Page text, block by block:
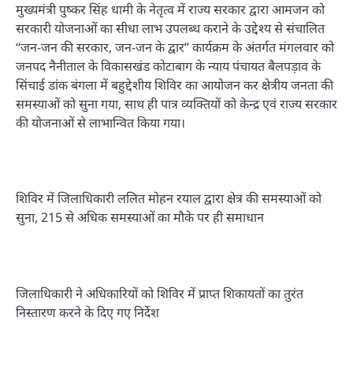
मुख्यमंत्री पुष्कर सिंह धामी के नेतृत्व में राज्य सरकार द्वारा आमजन को
सरकारी योजनाओं का सीधा लाभ उपलब्ध कराने के उद्देश्य से संचालित
“जन-जन की सरकार, जन-जन के द्वार” कार्यक्रम के अंतर्गत मंगलवार को
जनपद नैनीताल के विकासखंड कोटाबाग के न्याय पंचायत बैलपड़ाव के
सिंचाई डांक बंगला में बहुद्देशीय शिविर का आयोजन कर क्षेत्रीय जनता की
समस्याओं को सुना गया, साथ ही पात्र व्यक्तियों को केन्द्र एवं राज्य सरकार
की योजनाओं से लाभान्वित किया गया।
शिविर में जिलाधिकारी ललित मोहन रयाल द्वारा क्षेत्र की समस्याओं को
सुना, 215 से अधिक समस्याओं का मौके पर ही समाधान
जिलाधिकारी ने अधिकारियों को शिविर में प्राप्त शिकायतों का तुरंत
निस्तारण करने के दिए गए निर्देश